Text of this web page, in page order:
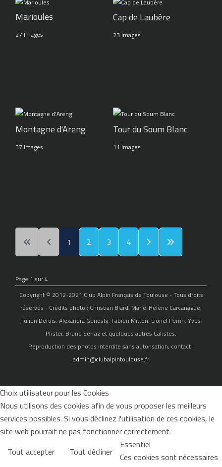
Marioules
27 Images
Cap de Laubère
23 Images
Montagne d'Areng
37 Images
Tour du Soum Blanc
11 Images
1 2 3 4
Page 1 sur 4
Copyright © 2012-2021 Club Alpin Français de Toulouse - Tous droits
réservés - Crédits photo : Christian Biard, Marie-Hélène Carcanague,
Julien Defois, Alexandra Genesty, Fabien Mitton, Lionel Perrin, Yves
Pfister, Bruno Serraz et quelques autres Cafistes.
Reproduction des photos interdite sans autorisation, contact :
admin@clubalpintoulouse.fr
Choix utilisateur pour les Cookies
Nous utilisons des cookies afin de vous proposer les meilleurs
services possibles. Si vous déclinez l'utilisation de ces cookies, le
site web pourrait ne pas fonctionner correctement.
Tout accepter
Tout décliner Essentiel
Ces cookies sont nécessaires